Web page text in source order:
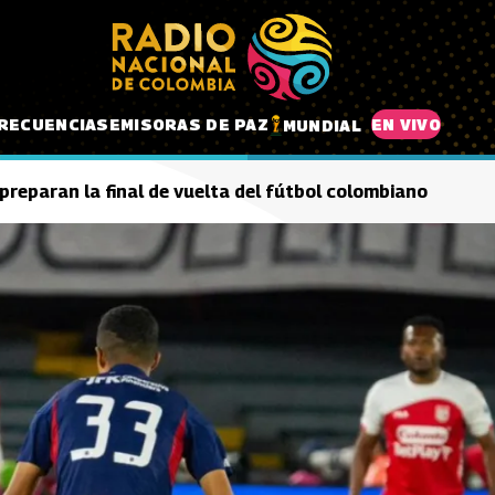
EMISORAS DE PAZ MUNDIAL EN VIVO
la final de vuelta del fútbol colombiano